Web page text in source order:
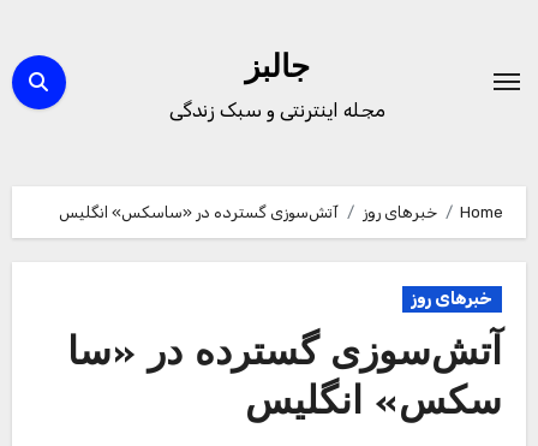
content
جالبز
مجله اینترنتی و سبک زندگی
Home خبرهای روز آتش‌سوزی گسترده در «ساسکس» انگلیس
خبرهای روز
آتش‌سوزی گسترده در «سا
سکس» انگلیس